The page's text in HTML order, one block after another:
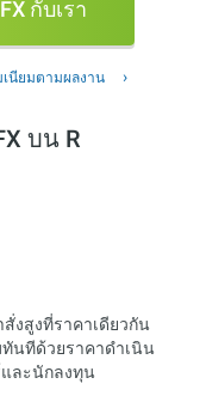
กับเรา
เนียมตามผลงาน
บน R
งสูงที่ราคาเดียวกัน
นทีด้วยราคาดำเนิน
และนักลงทุน